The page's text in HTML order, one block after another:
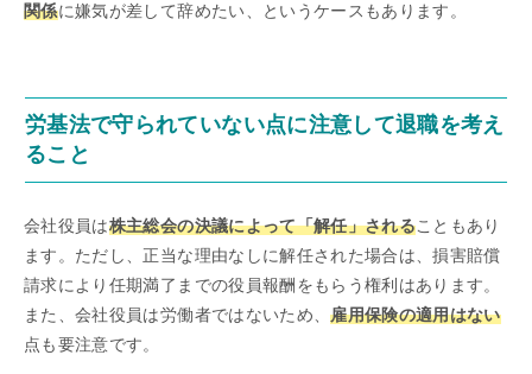
関係に嫌気が差して辞めたい、というケースもあります。
労基法で守られていない点に注意して退職を考え
ること
会社役員は株主総会の決議によって「解任」されることもあり
ます。ただし、正当な理由なしに解任された場合は、損害賠償
請求により任期満了までの役員報酬をもらう権利はあります。
また、会社役員は労働者ではないため、雇用保険の適用はない
点も要注意です。